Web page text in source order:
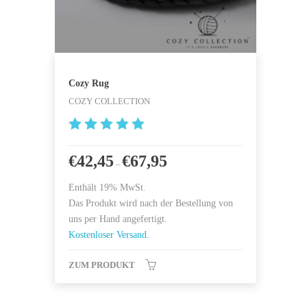
Cozy Rug
COZY COLLECTION
von 5
€42,45 – €67,95
Enthält 19% MwSt.
Das Produkt wird nach der Bestellung von
uns per Hand angefertigt.
Kostenloser Versand.
ZUM PRODUKT